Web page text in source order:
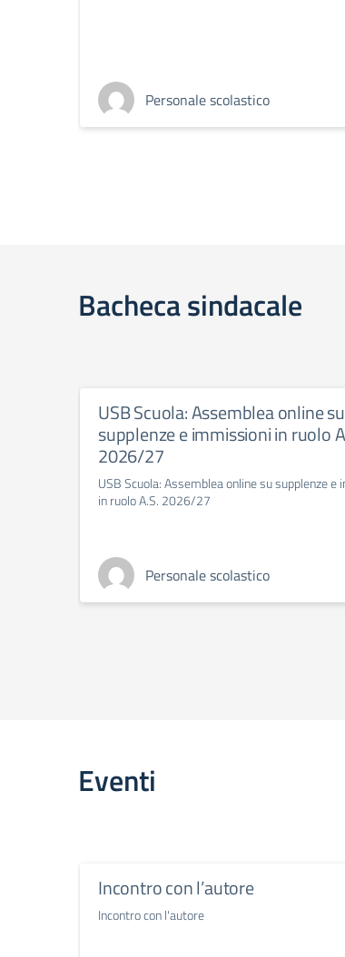
Personale scolastico
Bacheca sindacale
USB Scuola: Assemblea online su
supplenze e immissioni in ruolo
2026/27
USB Scuola: Assemblea online su supplenze e
in ruolo A.S. 2026/27
Personale scolastico
Eventi
Incontro con l’autore
Incontro con l'autore